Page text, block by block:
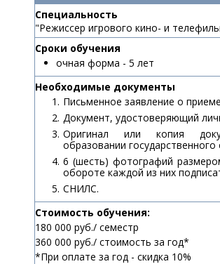
Специальность
"Режиссер игрового кино- и
Сроки обучения
очная форма - 5 лет
Необходимые документы
Письменное заявление о
Документ, удостоверяющий
Оригинал или копия
образовании государственного
6 (шесть) фотографий
обороте каждой из них
СНИЛС.
Стоимость обучения:
180 000 руб./ семестр
360 000 руб./ стоимость за год*
*При оплате за год - скидка 10%